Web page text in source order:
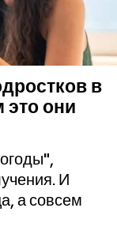
в
они
И
а совсем